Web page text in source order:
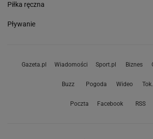
Piłka ręczna
Pływanie
Gazeta.pl Wiadomości Sport.pl Biznes
Buzz Pogoda Wideo
Poczta Facebook RSS